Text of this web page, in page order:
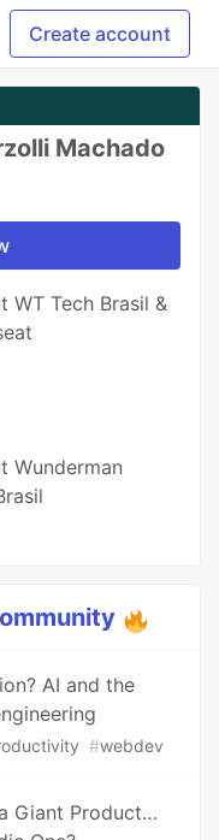
Create account
Machado
WT Tech Brasil &
Wunderman
AI and the
#webdev
Giant Product…